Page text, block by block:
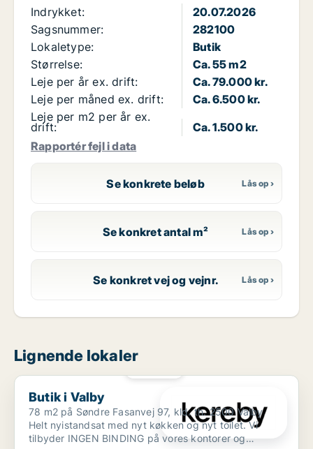
Indrykket:
20.07.2026
Sagsnummer:
282100
Lokaletype:
Butik
Størrelse:
Ca. 55 m2
Leje per år ex. drift:
Ca. 79.000 kr.
Leje per måned ex. drift:
Ca. 6.500 kr.
Leje per m2 per år ex.
drift:
Ca. 1.500 kr.
Rapportér fejl i data
Se konkrete beløb
Se konkret antal m²
Se konkret vej og vejnr.
Lignende lokaler
Butik i Valby
Butik i Valby
78 m2 på Søndre Fasanvej 97, kld. th. 2500 Valby
Helt nyistandsat med nyt køkken og nyt toilet. Vi
tilbyder INGEN BINDING på vores kontorer og